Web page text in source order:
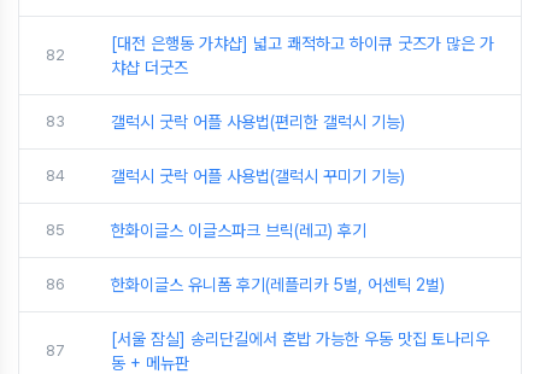
82
[대전 은행동 가챠샵] 넓고 쾌적하고 하이큐 굿즈가 많은 가
챠샵 더굿즈
83 갤럭시 굿락 어플 사용법(편리한 갤럭시 기능)
84 갤럭시 굿락 어플 사용법(갤럭시 꾸미기 기능)
85 한화이글스 이글스파크 브릭(레고) 후기
86 한화이글스 유니폼 후기(레플리카 5벌, 어센틱 2벌)
87
[서울 잠실] 송리단길에서 혼밥 가능한 우동 맛집 토나리우
동 + 메뉴판